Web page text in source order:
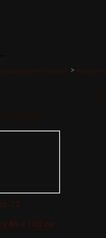
в Италии (Галерея) >
галерею
72
х 85 х 105 см.